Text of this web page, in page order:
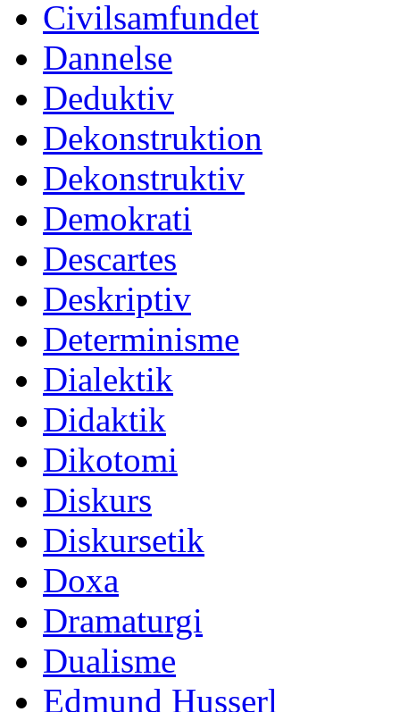
Civilsamfundet
Dannelse
Deduktiv
Dekonstruktion
Dekonstruktiv
Demokrati
Descartes
Deskriptiv
Determinisme
Dialektik
Didaktik
Dikotomi
Diskurs
Diskursetik
Doxa
Dramaturgi
Dualisme
Edmund Husserl